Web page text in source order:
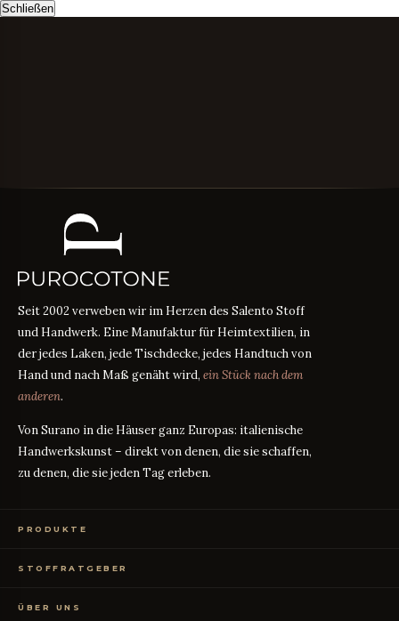
Schließen
Seit 2002 verweben wir im Herzen des Salento Stoff
und Handwerk. Eine Manufaktur für Heimtextilien, in
der jedes Laken, jede Tischdecke, jedes Handtuch von
Hand und nach Maß genäht wird, ein Stück nach dem
anderen.
Von Surano in die Häuser ganz Europas: italienische
Handwerkskunst – direkt von denen, die sie schaffen,
zu denen, die sie jeden Tag erleben.
PRODUKTE
Tischwäsche
Homewear
STOFFRATGEBER
Perkal oder Satin?
ÜBER UNS